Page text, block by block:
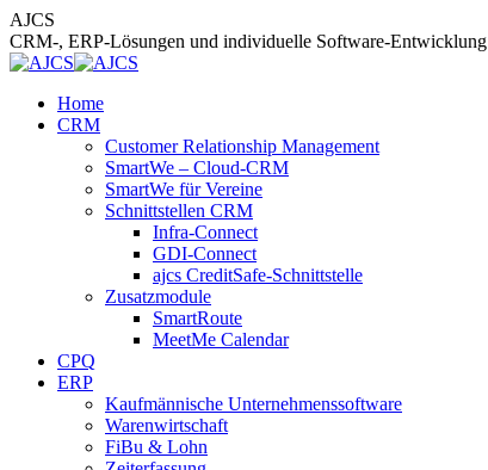
Zum
Inhalt
springen
AJCS
CRM-, ERP-Lösungen und individuelle Software-Entwicklung
Home
CRM
Customer Relationship Management
SmartWe – Cloud-CRM
SmartWe für Vereine
Schnittstellen CRM
Infra-Connect
GDI-Connect
ajcs CreditSafe-Schnittstelle
Zusatzmodule
SmartRoute
MeetMe Calendar
CPQ
ERP
Kaufmännische Unternehmenssoftware
Warenwirtschaft
FiBu & Lohn